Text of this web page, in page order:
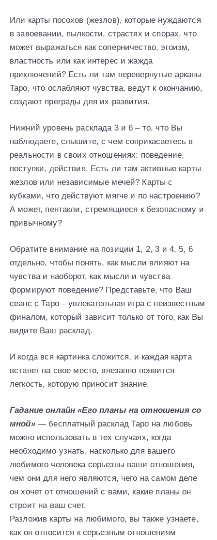
Или карты посохов (жезлов), которые нуждаются
в завоевании, пылкости, страстях и спорах, что
может выражаться как соперничество, эгоизм,
властность или как интерес и жажда
приключений? Есть ли там перевернутые арканы
Таро, что ослабляют чувства, ведут к окончанию,
создают преграды для их развития.
Нижний уровень расклада 3 и 6 – то, что Вы
наблюдаете, слышите, с чем соприкасаетесь в
реальности в своих отношениях: поведение,
поступки, действия. Есть ли там активные карты
жезлов или независимые мечей? Карты с
кубками, что действуют мягче и по настроению?
А может, пентакли, стремящиеся к безопасному и
привычному?
Обратите внимание на позиции 1, 2, 3 и 4, 5, 6
отдельно, чтобы понять, как мысли влияют на
чувства и наоборот, как мысли и чувства
формируют поведение? Представьте, что Ваш
сеанс с Таро – увлекательная игра с неизвестным
финалом, который зависит только от того, как Вы
видите Ваш расклад.
И когда вся картинка сложится, и каждая карта
встанет на свое место, внезапно появится
легкость, которую приносит знание.
Гадание онлайн «Его планы на отношения со
мной»— бесплатный расклад Таро на любовь
можно использовать в тех случаях, когда
необходимо узнать, насколько для вашего
любимого человека серьезны ваши отношения,
чем они для него являются, чего на самом деле
он хочет от отношений с вами, какие планы он
строит на ваш счет.
Разложив карты на любимого, вы также узнаете,
как он относится к серьезным отношениям